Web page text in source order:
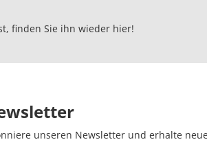
finden Sie ihn wieder hier!
unseren Newsletter und erhalte